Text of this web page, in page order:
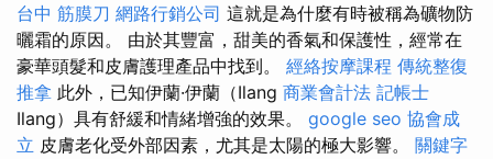
台中 筋膜刀 網路行銷公司 這就是為什麼有時被稱為礦物防
曬霜的原因。 由於其豐富，甜美的香氣和保護性，經常在
豪華頭髮和皮膚護理產品中找到。 經絡按摩課程 傳統整復
推拿 此外，已知伊蘭·伊蘭（Ilang 商業會計法 記帳士
Ilang）具有舒緩和情緒增強的效果。 google seo 協會成
立 皮膚老化受外部因素，尤其是太陽的極大影響。 關鍵字